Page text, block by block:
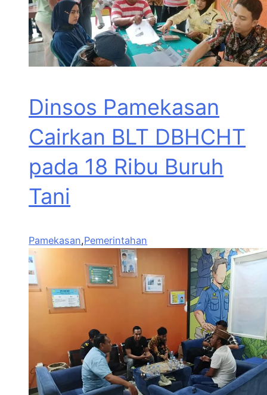
Dinsos Pamekasan
Cairkan BLT DBHCHT
pada 18 Ribu Buruh
Tani
Pamekasan,Pemerintahan